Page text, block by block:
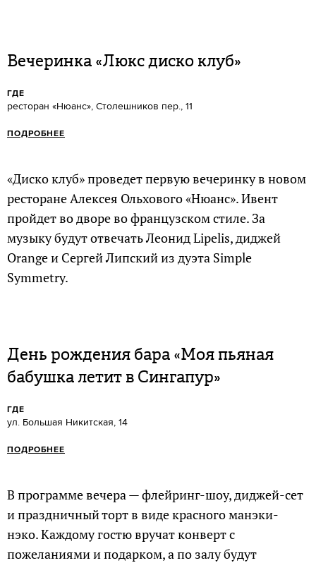
Вечеринка «Люкс диско клуб»
ГДЕ
ресторан «Нюанс», Столешников пер., 11
ПОДРОБНЕЕ
«Диско клуб» проведет первую вечеринку в новом
ресторане Алексея Ольхового «Нюанс». Ивент
пройдет во дворе во французском стиле. За
музыку будут отвечать Леонид Lipelis, диджей
Orange и Сергей Липский из дуэта Simple
Symmetry.
День рождения бара «Моя пьяная
бабушка летит в Сингапур»
ГДЕ
ул. Большая Никитская, 14
ПОДРОБНЕЕ
В программе вечера — флейринг-шоу, диджей-сет
и праздничный торт в виде красного манэки-
нэко. Каждому гостю вручат конверт с
пожеланиями и подарком, а по залу будут